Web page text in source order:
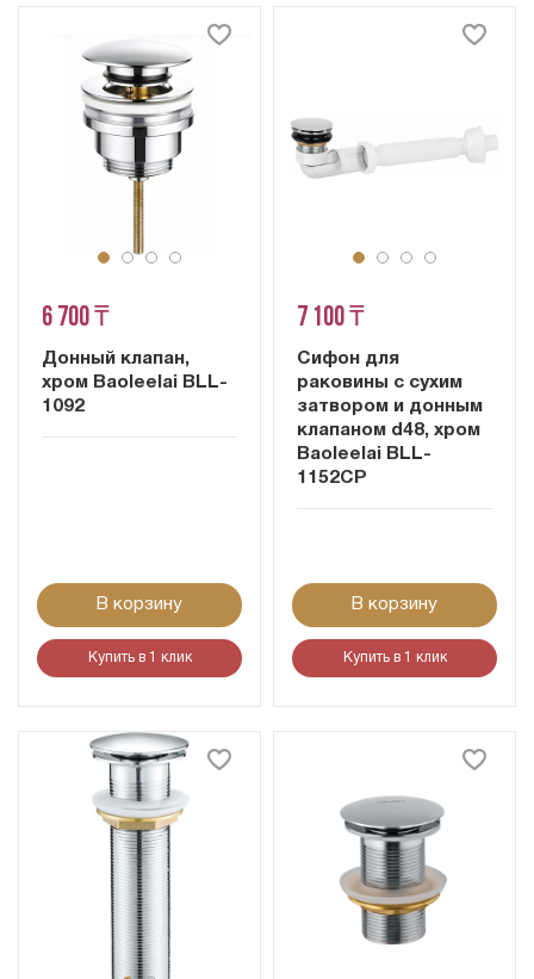
6 700 ₸
Донный клапан,
хром Baoleelai BLL-
1092
В корзину
Купить в 1 клик
7 100 ₸
Сифон для
раковины с сухим
затвором и донным
клапаном d48, хром
Baoleelai BLL-
1152CP
В корзину
Купить в 1 клик